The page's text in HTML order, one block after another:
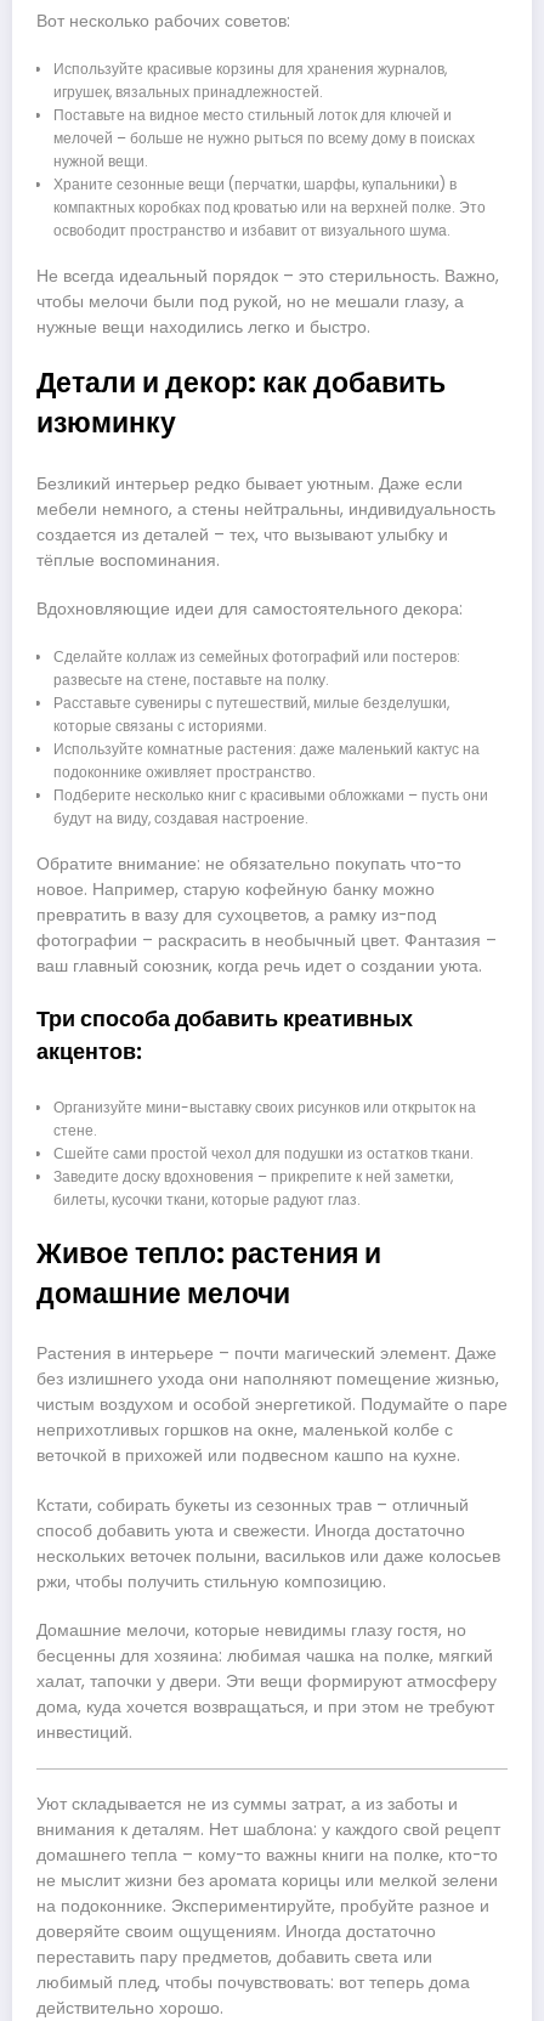
Вот несколько рабочих советов:
Используйте красивые корзины для хранения журналов,
игрушек, вязальных принадлежностей.
Поставьте на видное место стильный лоток для ключей и
мелочей – больше не нужно рыться по всему дому в поисках
нужной вещи.
Храните сезонные вещи (перчатки, шарфы, купальники) в
компактных коробках под кроватью или на верхней полке. Это
освободит пространство и избавит от визуального шума.
Не всегда идеальный порядок – это стерильность. Важно,
чтобы мелочи были под рукой, но не мешали глазу, а
нужные вещи находились легко и быстро.
Детали и декор: как добавить
изюминку
Безликий интерьер редко бывает уютным. Даже если
мебели немного, а стены нейтральны, индивидуальность
создается из деталей – тех, что вызывают улыбку и
тёплые воспоминания.
Вдохновляющие идеи для самостоятельного декора:
Сделайте коллаж из семейных фотографий или постеров:
развесьте на стене, поставьте на полку.
Расставьте сувениры с путешествий, милые безделушки,
которые связаны с историями.
Используйте комнатные растения: даже маленький кактус на
подоконнике оживляет пространство.
Подберите несколько книг с красивыми обложками – пусть они
будут на виду, создавая настроение.
Обратите внимание: не обязательно покупать что-то
новое. Например, старую кофейную банку можно
превратить в вазу для сухоцветов, а рамку из-под
фотографии – раскрасить в необычный цвет. Фантазия –
ваш главный союзник, когда речь идет о создании уюта.
Три способа добавить креативных
акцентов:
Организуйте мини-выставку своих рисунков или открыток на
стене.
Сшейте сами простой чехол для подушки из остатков ткани.
Заведите доску вдохновения – прикрепите к ней заметки,
билеты, кусочки ткани, которые радуют глаз.
Живое тепло: растения и
домашние мелочи
Растения в интерьере – почти магический элемент. Даже
без излишнего ухода они наполняют помещение жизнью,
чистым воздухом и особой энергетикой. Подумайте о паре
неприхотливых горшков на окне, маленькой колбе с
веточкой в прихожей или подвесном кашпо на кухне.
Кстати, собирать букеты из сезонных трав – отличный
способ добавить уюта и свежести. Иногда достаточно
нескольких веточек полыни, васильков или даже колосьев
ржи, чтобы получить стильную композицию.
Домашние мелочи, которые невидимы глазу гостя, но
бесценны для хозяина: любимая чашка на полке, мягкий
халат, тапочки у двери. Эти вещи формируют атмосферу
дома, куда хочется возвращаться, и при этом не требуют
инвестиций.
Уют складывается не из суммы затрат, а из заботы и
внимания к деталям. Нет шаблона: у каждого свой рецепт
домашнего тепла – кому-то важны книги на полке, кто-то
не мыслит жизни без аромата корицы или мелкой зелени
на подоконнике. Экспериментируйте, пробуйте разное и
доверяйте своим ощущениям. Иногда достаточно
переставить пару предметов, добавить света или
любимый плед, чтобы почувствовать: вот теперь дома
действительно хорошо.